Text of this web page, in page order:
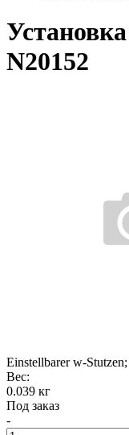
N20152
Einstellbarer w-
Вес:
0.039 кг
Под заказ
-